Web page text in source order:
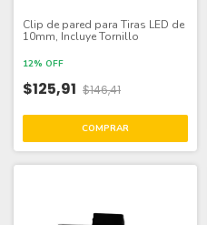
Clip de pared para Tiras LED de
10mm, Incluye Tornillo
12% OFF
$125,91 $146,41